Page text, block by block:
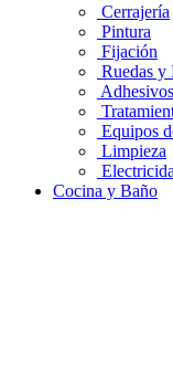
Cerrajería
Pintura
Fijación
Ruedas y
Equipos
Limpieza
Cocina y Baño